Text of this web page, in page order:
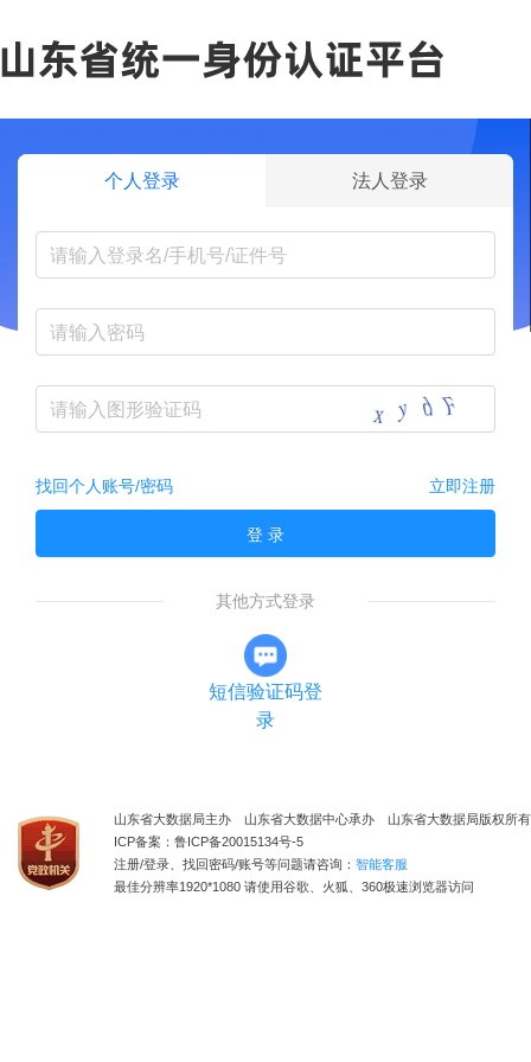
个人登录 法人登录
找回个人账号/密码 立即注册
登 录
其他方式登录
短信验证码登
录
山东省大数据局主办 山东省大数据中心承办 山东省大数据局版权所有
ICP备案：鲁ICP备20015134号-5
注册/登录、找回密码/账号等问题请咨询： 智能客服
最佳分辨率1920*1080 请使用谷歌、火狐、360极速浏览器访问